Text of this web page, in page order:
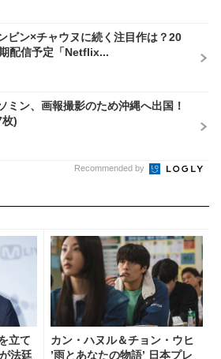
ビン×チャウヌに続く注目作は？20
配信予定「Netflix...
ミン、画報撮影のため沖縄へ出国！
)
Recommended by
立て
法廷
カン・ハヌル＆チョン・ウヒ
’雨とあなたの物語’ 日本プレ